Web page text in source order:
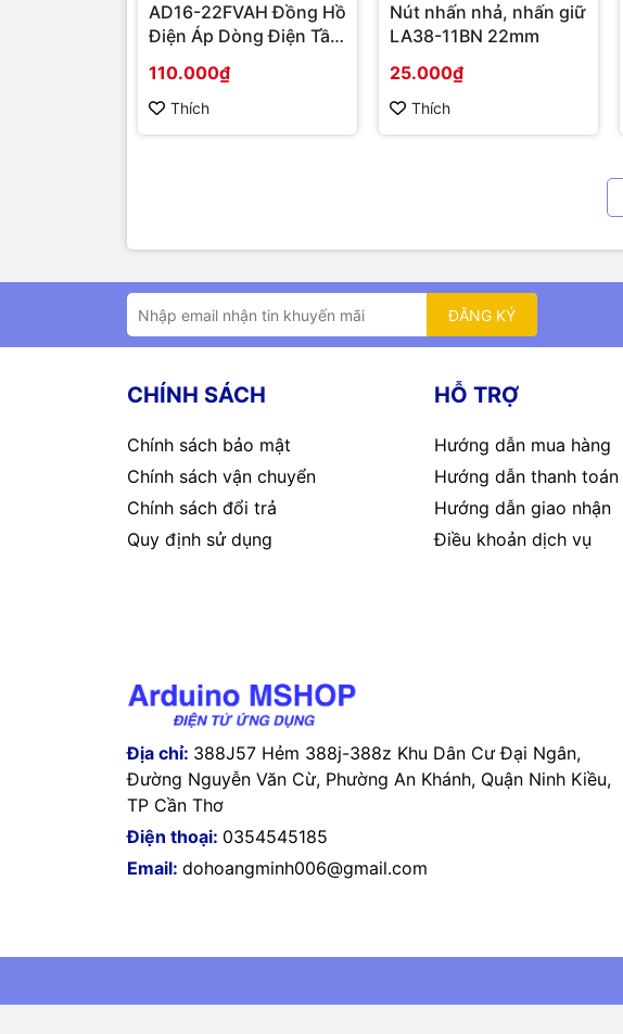
AD16-22FVAH Đồng Hồ
Điện Áp Dòng Điện Tần
110.000₫
Thích
Nút nhấn nhả, nhấn giữ
LA38-11BN 22mm
25.000₫
Thích
ĐĂNG KÝ
CHÍNH SÁCH
Chính sách bảo mật
Chính sách vận chuyển
Chính sách đổi trả
Quy định sử dụng
HỖ TRỢ
Hướng dẫn mua hàng
Hướng dẫn thanh toán
Hướng dẫn giao nhận
Điều khoản dịch vụ
Địa chỉ: 388J57 Hẻm 388j-388z Khu Dân Cư Đại Ngân,
Đường Nguyễn Văn Cừ, Phường An Khánh, Quận Ninh Kiều,
TP Cần Thơ
Điện thoại: 0354545185
Email: dohoangminh006@gmail.com